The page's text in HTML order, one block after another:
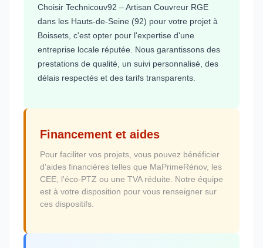
Choisir Technicouv92 – Artisan Couvreur RGE
dans les Hauts-de-Seine (92) pour votre projet à
Boissets, c'est opter pour l'expertise d'une
entreprise locale réputée. Nous garantissons des
prestations de qualité, un suivi personnalisé, des
délais respectés et des tarifs transparents.
Financement et aides
Pour faciliter vos projets, vous pouvez bénéficier
d'aides financières telles que MaPrimeRénov, les
CEE, l'éco-PTZ ou une TVA réduite. Notre équipe
est à votre disposition pour vous renseigner sur
ces dispositifs.